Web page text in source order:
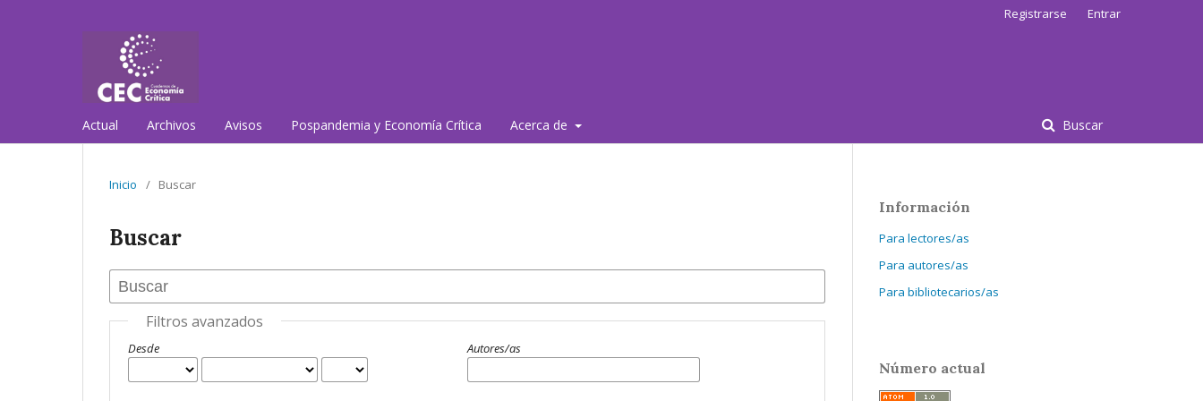
Actual Archivos Avisos Pospandemia y Economía Crítica Acerca de Buscar
Registrarse Entrar
Inicio / Buscar
Buscar
Filtros avanzados
Desde Autores/as
Información
Para lectores/as
Para autores/as
Para bibliotecarios/as
Número actual